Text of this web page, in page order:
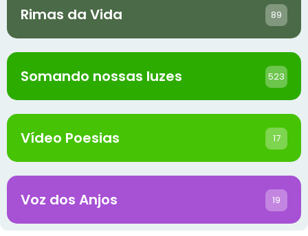
Rimas da Vida 89
Somando nossas luzes 523
Vídeo Poesias 17
Voz dos Anjos 19